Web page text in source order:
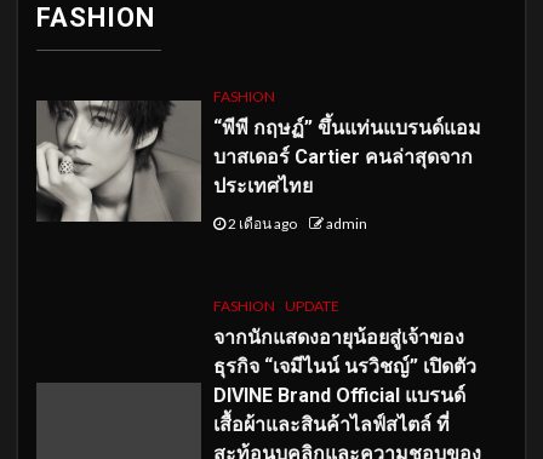
FASHION
FASHION
“พีพี กฤษฏ์” ขึ้นแท่นแบรนด์แอม
บาสเดอร์ Cartier คนล่าสุดจาก
ประเทศไทย
2 เดือน ago admin
FASHION UPDATE
จากนักแสดงอายุน้อยสู่เจ้าของ
ธุรกิจ “เจมีไนน์ นรวิชญ์” เปิดตัว
DIVINE Brand Official แบรนด์
เสื้อผ้าและสินค้าไลฟ์สไตล์ ที่
สะท้อนบุคลิกและความชอบของ